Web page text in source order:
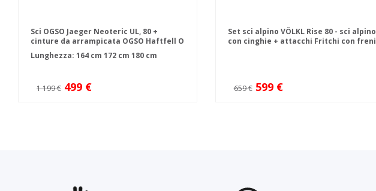
Sci OGSO Jaeger Neoteric UL, 80 +
cinture da arrampicata OGSO Haftfell O
Lunghezza: 164 cm 172 cm 180 cm
1 199 € 499 €
Set sci alpino VÖLKL Rise 80 - sci alpino
con cinghie + attacchi Fritchi con freni
659 € 599 €